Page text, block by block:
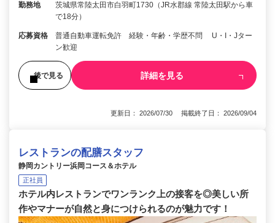
勤務地
茨城県常陸太田市白羽町1730（JR水郡線 常陸太田駅から車
で18分）
応募資格
普通自動車運転免許 経験・年齢・学歴不問 U・I・Jター
ン歓迎
後で見る 詳細を見る
更新日： 2026/07/30 掲載終了日： 2026/09/04
レストランの配膳スタッフ
静岡カントリー浜岡コース＆ホテル
正社員
ホテル内レストランでワンランク上の接客を◎美しい所
作やマナーが自然と身につけられるのが魅力です！